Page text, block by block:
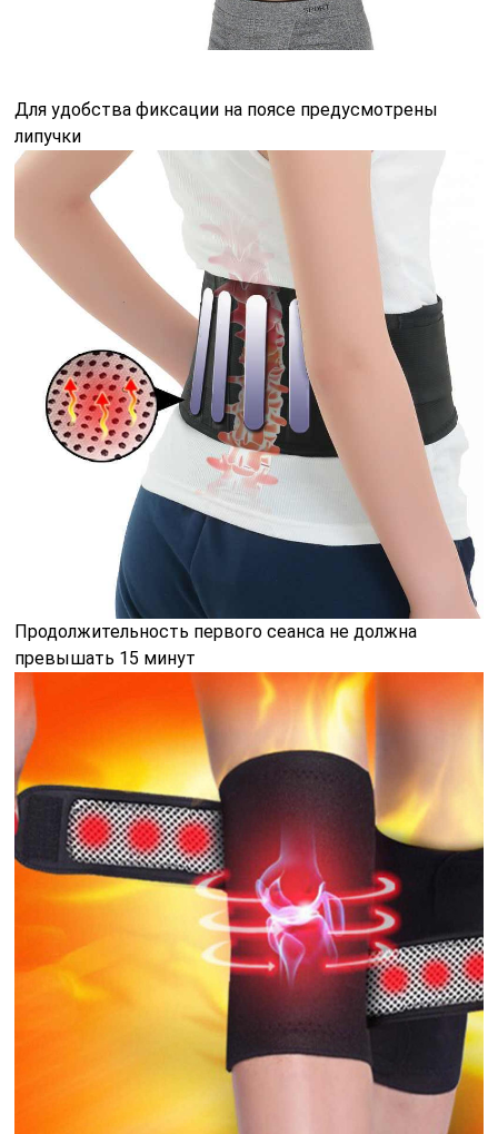
Для удобства фиксации на поясе предусмотрены
липучки
Продолжительность первого сеанса не должна
превышать 15 минут